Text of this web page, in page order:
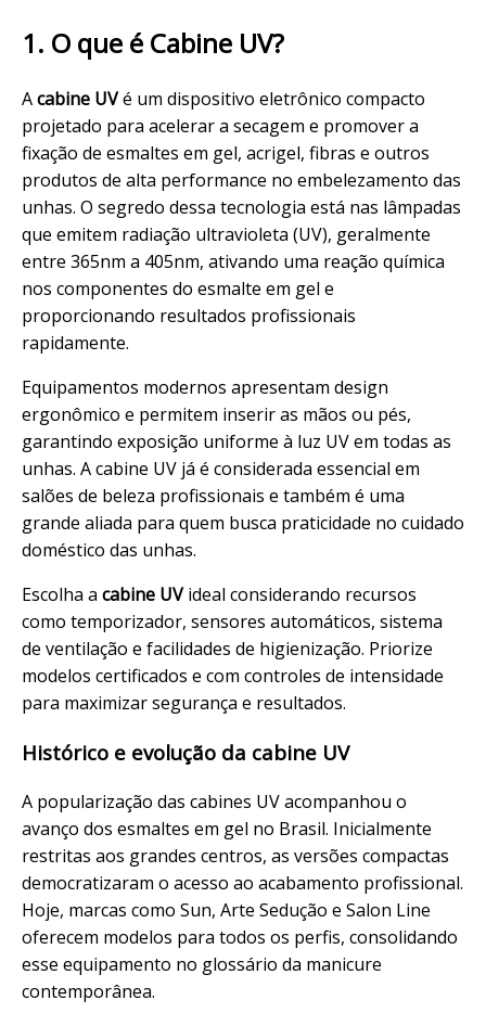
1. O que é Cabine UV?
Acabine UVé um dispositivo eletrônico compacto
projetado para acelerar a secagem e promover a
fixação de esmaltes em gel, acrigel, fibras e outros
produtos de alta performance no embelezamento das
unhas. O segredo dessa tecnologia está nas lâmpadas
que emitem radiação ultravioleta (UV), geralmente
entre 365nm a 405nm, ativando uma reação química
nos componentes do esmalte em gel e
proporcionando resultados profissionais
rapidamente.
Equipamentos modernos apresentam design
ergonômico e permitem inserir as mãos ou pés,
garantindo exposição uniforme à luz UV em todas as
unhas. A cabine UV já é considerada essencial em
salões de beleza profissionais e também é uma
grande aliada para quem busca praticidade no cuidado
doméstico das unhas.
Escolha a cabine UVideal considerando recursos
como temporizador, sensores automáticos, sistema
de ventilação e facilidades de higienização. Priorize
modelos certificados e com controles de intensidade
para maximizar segurança e resultados.
Histórico e evolução da cabine UV
A popularização das cabines UV acompanhou o
avanço dos esmaltes em gel no Brasil. Inicialmente
restritas aos grandes centros, as versões compactas
democratizaram o acesso ao acabamento profissional.
Hoje, marcas como Sun, Arte Sedução e Salon Line
oferecem modelos para todos os perfis, consolidando
esse equipamento no glossário da manicure
contemporânea.